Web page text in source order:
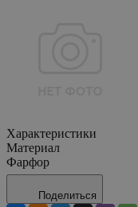
Характеристики
Материал
Фарфор
Поделиться